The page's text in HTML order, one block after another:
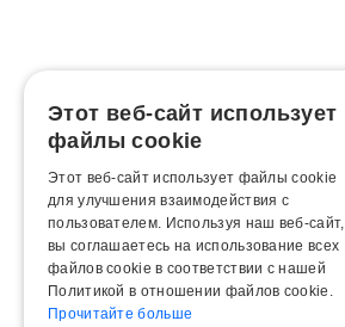
Этот веб-сайт использует
файлы cookie
Этот веб-сайт использует файлы cookie
для улучшения взаимодействия с
пользователем. Используя наш веб-сайт,
вы соглашаетесь на использование всех
файлов cookie в соответствии с нашей
Политикой в ​​отношении файлов cookie.
Прочитайте больше